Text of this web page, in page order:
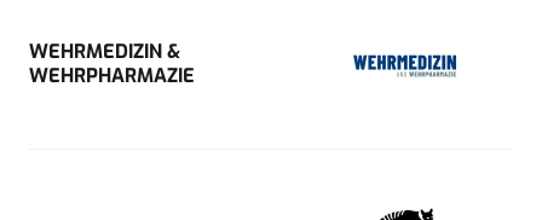
WEHRMEDIZIN &
WEHRPHARMAZIE